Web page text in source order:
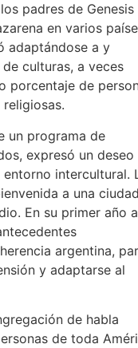
padres de Genesis
en varios
adaptándose a y
culturas, a veces
porcentaje de
un programa de
expresó un deseo
intercultural.
a una
En su primer año
argentina,
y adaptarse al
de habla
de toda